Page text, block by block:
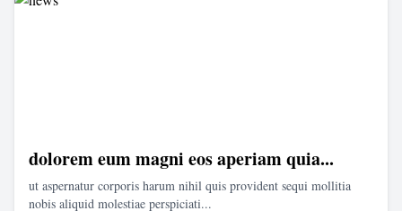
dolorem eum magni eos aperiam quia...
ut aspernatur corporis harum nihil quis provident sequi mollitia
nobis aliquid molestiae perspiciati...